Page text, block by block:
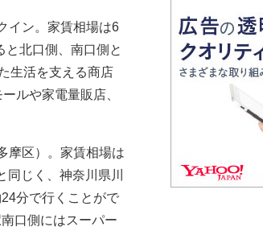
イン。家賃相場は6
北口側、南口側と
生活を支える商店
ルや家電量販店、
摩区）。家賃相場は
じく、神奈川県川
分で行くことがで
口側にはスーパー